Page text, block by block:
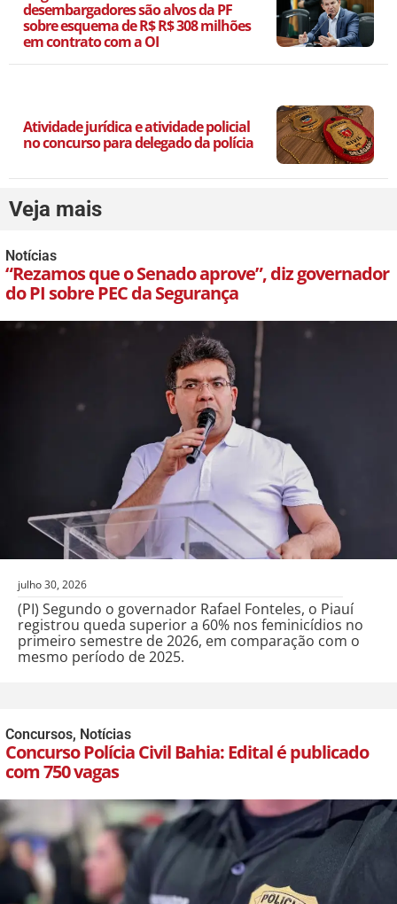
desembargadores são alvos da PF
sobre esquema de R$ R$ 308 milhões
em contrato com a OI
Atividade jurídica e atividade policial
no concurso para delegado da polícia
Veja mais
Notícias
“Rezamos que o Senado aprove”, diz governador
do PI sobre PEC da Segurança
julho 30, 2026
(PI) Segundo o governador Rafael Fonteles, o Piauí
registrou queda superior a 60% nos feminicídios no
primeiro semestre de 2026, em comparação com o
mesmo período de 2025.
Concursos, Notícias
Concurso Polícia Civil Bahia: Edital é publicado
com 750 vagas